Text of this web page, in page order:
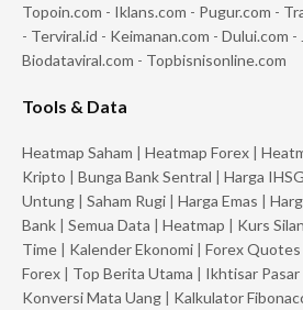
Topoin.com - Iklans.com - Pugur.com -
- Terviral.id - Keimanan.com - Dului.com -
Biodataviral.com - Topbisnisonline.com
Tools & Data
Heatmap Saham | Heatmap Forex |
Kripto | Bunga Bank Sentral | Harga IHSG
Untung | Saham Rugi | Harga Emas |
Bank | Semua Data | Heatmap | Kurs
Time | Kalender Ekonomi | Forex Quotes
Forex | Top Berita Utama | Ikhtisar Pasar
Konversi Mata Uang | Kalkulator